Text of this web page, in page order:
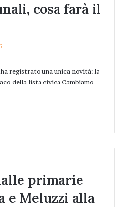
cosa farà il
registrato una unica novità: la
della lista civica Cambiamo
primarie
e Meluzzi alla